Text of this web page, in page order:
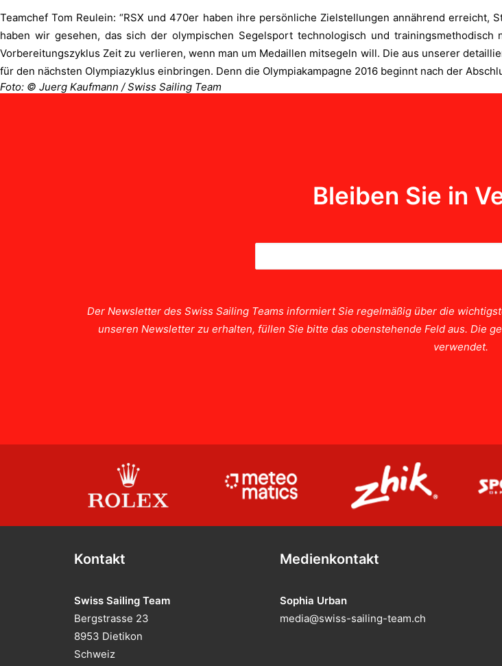
Teamchef Tom Reulein: “RSX und 470er haben ihre persönliche Zielstellungen annährend
haben wir gesehen, das sich der olympischen Segelsport technologisch und
Vorbereitungszyklus Zeit zu verlieren, wenn man um Medaillen mitsegeln will. Die aus unserer
für den nächsten Olympiazyklus einbringen. Denn die Olympiakampagne 2016 beginnt nach der
Foto: © Juerg Kaufmann / Swiss Sailing Team
Bleiben Sie in
Der Newsletter des Swiss Sailing Teams informiert Sie regelmäßig über die
unseren Newsletter zu erhalten, füllen Sie bitte das obenstehende Feld aus. Die
verwendet.
Kontakt
Swiss Sailing Team
Bergstrasse 23
8953 Dietikon
Schweiz
Medienkontakt
Sophia Urban
media@swiss-sailing-team.ch